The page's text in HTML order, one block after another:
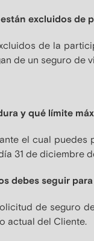
excluidos de
de la
de un seguro de
y qué límite
el cual
31 de diciembre
debes seguir
de seguro
actual del Cliente.